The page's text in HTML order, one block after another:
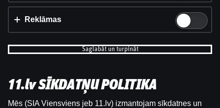
Reklāmas
Saglabāt un turpināt
11.lv SĪKDATŅU POLITIKA
Mēs (SIA Viensviens jeb 11.lv) izmantojam sīkdatnes un